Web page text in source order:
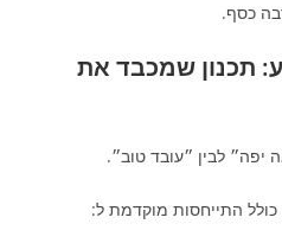
כסף.
תכנון שמכבד את
יפה״ לבין ״עובד טוב״.
התייחסות מוקדמת ל: